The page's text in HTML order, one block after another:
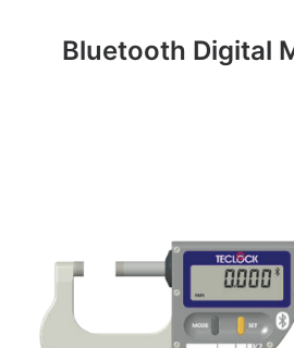
News
Bluetooth Digital